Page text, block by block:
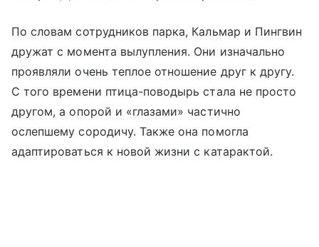
По словам сотрудников парка, Кальмар и Пингвин
дружат с момента вылупления. Они изначально
проявляли очень теплое отношение друг к другу.
С того времени птица-поводырь стала не просто
другом, а опорой и «глазами» частично
ослепшему сородичу. Также она помогла
адаптироваться к новой жизни с катарактой.